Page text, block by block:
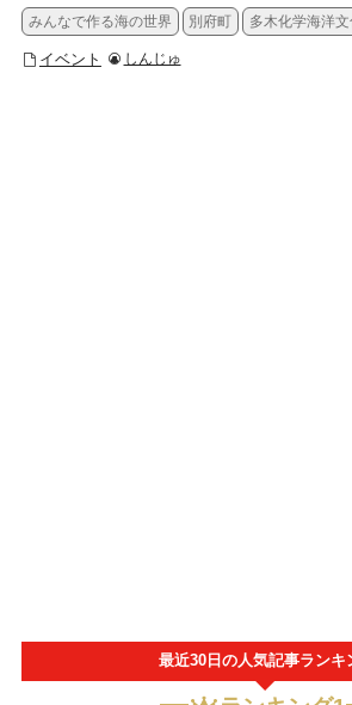
みんなで作る海の世界
別府町 多木化学海洋
イベント しんじゅ
最近30日の人気記事ランキ